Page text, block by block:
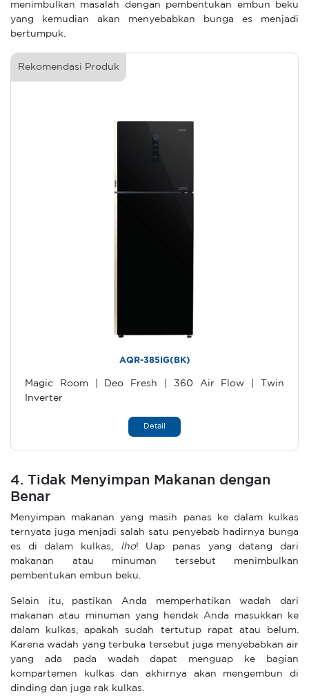
menimbulkan masalah dengan pembentukan embun beku
yang kemudian akan menyebabkan bunga es menjadi
bertumpuk.
Rekomendasi Produk
AQR-385IG(BK)
Magic Room | Deo Fresh | 360 Air Flow | Twin
Inverter
Detail
4. Tidak Menyimpan Makanan dengan
Benar
Menyimpan makanan yang masih panas ke dalam kulkas
ternyata juga menjadi salah satu penyebab hadirnya bunga
es di dalam kulkas,
lho! Uap panas yang datang dari
makanan atau minuman tersebut menimbulkan
pembentukan embun beku.
Selain itu, pastikan Anda memperhatikan wadah dari
makanan atau minuman yang hendak Anda masukkan ke
dalam kulkas, apakah sudah tertutup rapat atau belum.
Karena wadah yang terbuka tersebut juga menyebabkan air
yang ada pada wadah dapat menguap ke bagian
kompartemen kulkas dan akhirnya akan mengembun di
dinding dan juga rak kulkas.